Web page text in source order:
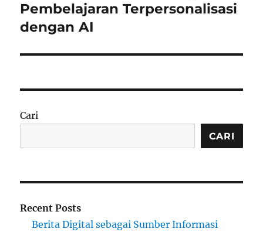
post:
Pembelajaran Terpersonalisasi
dengan AI
Cari
CARI
Recent Posts
Berita Digital sebagai Sumber Informasi